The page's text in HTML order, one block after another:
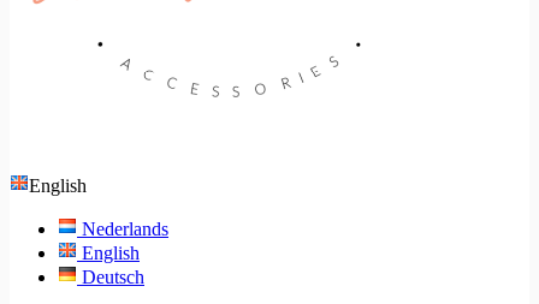
English
Nederlands
English
Deutsch